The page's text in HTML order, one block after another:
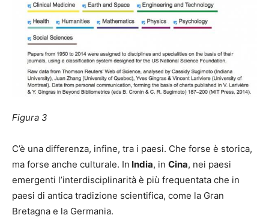
Figura 3
C’è una differenza, infine, tra i paesi. Che forse è storica,
ma forse anche culturale. In India, in Cina, nei paesi
emergenti l’interdisciplinarità è più frequentata che in
paesi di antica tradizione scientifica, come la Gran
Bretagna e la Germania.